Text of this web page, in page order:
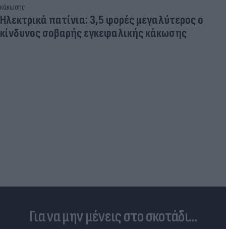
Ηλεκτρικά πατίνια: 3,5 φορές μεγαλύτερος ο
κίνδυνος σοβαρής εγκεφαλικής κάκωσης
Για να μην μένεις στο σκοτάδι...